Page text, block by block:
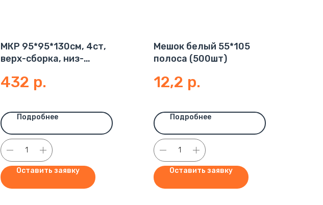
МКР 95*95*130см, 4ст,
верх-сборка, низ-
432 р.
Подробнее
Оставить заявку
Мешок белый 55*105
полоса (500шт)
12,2 р.
Подробнее
Оставить заявку